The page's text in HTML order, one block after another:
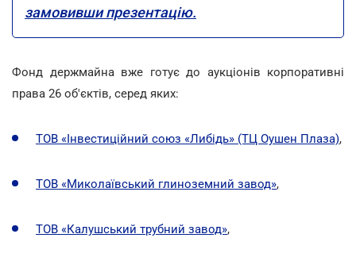
замовивши презентацію.
Фонд держмайна вже готує до аукціонів корпоративні
права 26 об'єктів, серед яких:
ТОВ «Інвестиційний союз «Либідь» (ТЦ Оушен Плаза),
ТОВ «Миколаївський глиноземний завод»,
ТОВ «Калушський трубний завод»,